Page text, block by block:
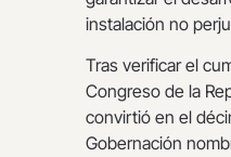
instalación no
Tras verificar el
Congreso de la
convirtió en el
Gobernación